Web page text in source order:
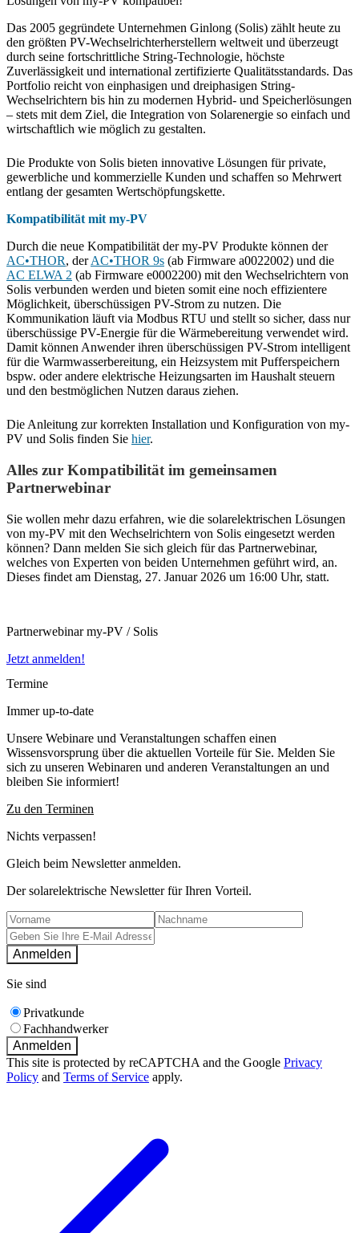
Das 2005 gegründete Unternehmen Ginlong (Solis) zählt heute zu
den größten PV-Wechselrichterherstellern weltweit und überzeugt
durch seine fortschrittliche String-Technologie, höchste
Zuverlässigkeit und international zertifizierte Qualitätsstandards. Das
Portfolio reicht von einphasigen und dreiphasigen String-
Wechselrichtern bis hin zu modernen Hybrid- und Speicherlösungen
– stets mit dem Ziel, die Integration von Solarenergie so einfach und
wirtschaftlich wie möglich zu gestalten.
Die Produkte von Solis bieten innovative Lösungen für private,
gewerbliche und kommerzielle Kunden und schaffen so Mehrwert
entlang der gesamten Wertschöpfungskette.
Kompatibilität mit my-PV
Durch die neue Kompatibilität der my-PV Produkte können der
AC•THOR, derAC•THOR 9s (ab Firmware a0022002) und die
AC ELWA 2 (ab Firmware e0002200) mit den Wechselrichtern von
Solis verbunden werden und bieten somit eine noch effizientere
Möglichkeit, überschüssigen PV-Strom zu nutzen. Die
Kommunikation läuft via Modbus RTU und stellt so sicher, dass nur
überschüssige PV-Energie für die Wärmebereitung verwendet wird.
Damit können Anwender ihren überschüssigen PV-Strom intelligent
für die Warmwasserbereitung, ein Heizsystem mit Pufferspeichern
bspw. oder andere elektrische Heizungsarten im Haushalt steuern
und den bestmöglichen Nutzen daraus ziehen.
Die Anleitung zur korrekten Installation und Konfiguration von my-
PV und Solis finden Sie hier.
Alles zur Kompatibilität im gemeinsamen
Partnerwebinar
Sie wollen mehr dazu erfahren, wie die solarelektrischen Lösungen
von my-PV mit den Wechselrichtern von Solis eingesetzt werden
können? Dann melden Sie sich gleich für das Partnerwebinar,
welches von Experten von beiden Unternehmen geführt wird, an.
Dieses findet am Dienstag, 27. Januar 2026 um 16:00 Uhr, statt.
Partnerwebinar my-PV / Solis
Jetzt anmelden!
Termine
Immer up-to-date
Unsere Webinare und Veranstaltungen schaffen einen
Wissensvorsprung über die aktuellen Vorteile für Sie. Melden Sie
sich zu unseren Webinaren und anderen Veranstaltungen an und
bleiben Sie informiert!
Zu den Terminen
Nichts verpassen!
Gleich beim Newsletter anmelden.
Der solarelektrische Newsletter für Ihren Vorteil.
Anmelden
Sie sind
Privatkunde
Fachhandwerker
Anmelden
This site is protected by reCAPTCHA and the Google Privacy
Policy and Terms of Service apply.